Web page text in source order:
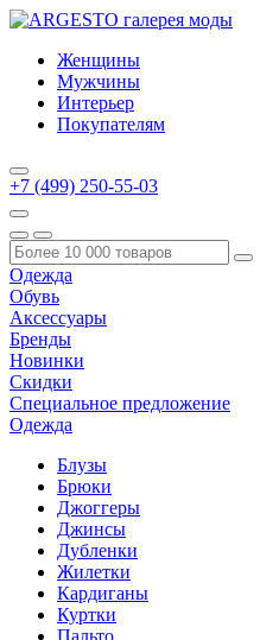
Женщины
Мужчины
Интерьер
Покупателям
+7 (499) 250-55-03
Одежда
Обувь
Аксессуары
Бренды
Новинки
Скидки
Специальное предложение
Одежда
Блузы
Брюки
Джоггеры
Джинсы
Дубленки
Жилетки
Кардиганы
Куртки
Пальто